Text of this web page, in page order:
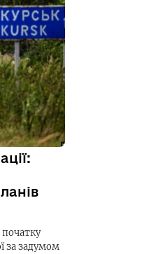
початку
за задумом